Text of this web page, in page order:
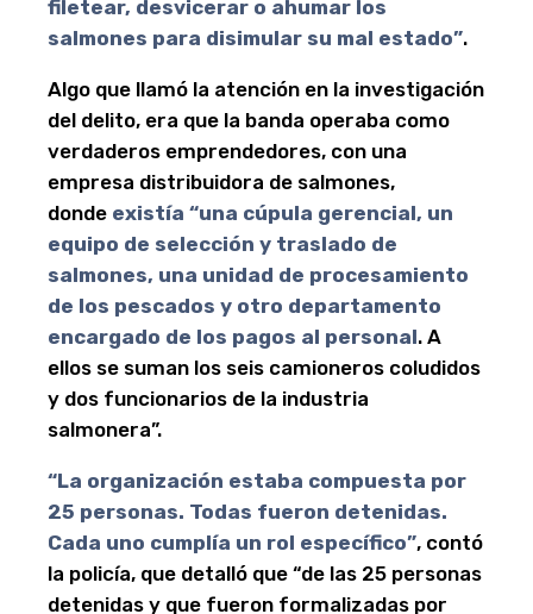
filetear, desvicerar o ahumar los
salmones para disimular su mal estado”.
Algo que llamó la atención en la investigación
del delito, era que la banda operaba como
verdaderos emprendedores, con una
empresa distribuidora de salmones,
donde existía “una cúpula gerencial, un
equipo de selección y traslado de
salmones, una unidad de procesamiento
de los pescados y otro departamento
encargado de los pagos al personal. A
ellos se suman los seis camioneros coludidos
y dos funcionarios de la industria
salmonera”.
“La organización estaba compuesta por
25 personas. Todas fueron detenidas.
Cada uno cumplía un rol específico”, contó
la policía, que detalló que “de las 25 personas
detenidas y que fueron formalizadas por